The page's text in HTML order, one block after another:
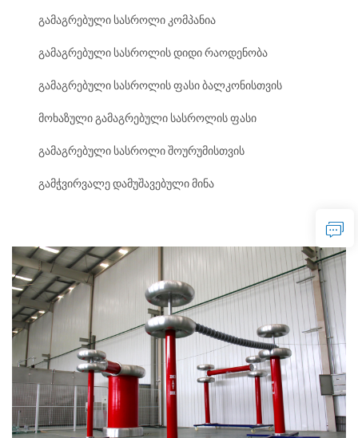
გამაგრებული სასროლი კომპანია
გამაგრებული სასროლის დიდი რაოდენობა
გამაგრებული სასროლის ფასი ბალკონისთვის
მოხაზული გამაგრებული სასროლის ფასი
გამაგრებული სასროლი შოურუმისთვის
გამჭვირვალე დამუშავებული მინა